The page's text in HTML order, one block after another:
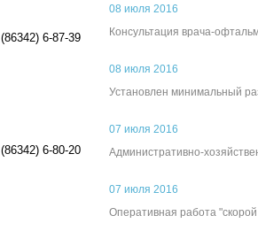
(86342) 6-87-39
(86342) 6-80-20
08 июля 2016
Консультация врача-
08 июля 2016
Установлен минимальный
07 июля 2016
Административно-
07 июля 2016
Оперативная работа